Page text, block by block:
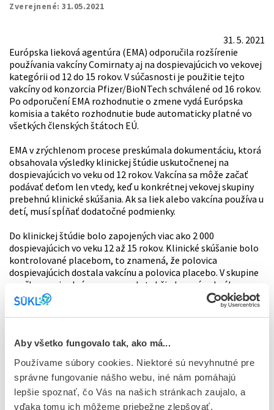
Aby všetko fungovalo tak, ako má...
Používame súbory cookies. Niektoré sú nevyhnutné pre
správne fungovanie nášho webu, iné nám pomáhajú
lepšie spoznať, čo Vás na našich stránkach zaujalo, a
vďaka tomu ich môžeme priebežne zlepšovať.
Zverejnené: 31.05.2021
31. 5. 2021
Európska lieková agentúra (EMA) odporučila rozšírenie
používania vakcíny Comirnaty aj na dospievajúcich vo vekovej
kategórii od 12 do 15 rokov. V súčasnosti je použitie tejto
vakcíny od konzorcia Pfizer/BioNTech schválené od 16 rokov.
Po odporučení EMA rozhodnutie o zmene vydá Európska
komisia a takéto rozhodnutie bude automaticky platné vo
všetkých členských štátoch EÚ.
EMA v zrýchlenom procese preskúmala dokumentáciu, ktorá
obsahovala výsledky klinickej štúdie uskutočnenej na
dospievajúcich vo veku od 12 rokov. Vakcína sa môže začať
podávať deťom len vtedy, keď u konkrétnej vekovej skupiny
prebehnú klinické skúšania. Ak sa liek alebo vakcína používa u
detí, musí spĺňať dodatočné podmienky.
Do klinickej štúdie bolo zapojených viac ako 2 000
dospievajúcich vo veku 12 až 15 rokov. Klinické skúšanie bolo
kontrolované placebom, to znamená, že polovica
dospievajúcich dostala vakcínu a polovica placebo. V skupine
zaočkovanej vakcínou sa nevyskytol žiaden prípad nákazy, v
skupine s placebom sa vyskytlo 16 prípadov. Toto klinické
skúšanie ukazuje až stopercentnú účinnosť vakcíny, avšak
skutočná účinnosť sa odhaduje na 75-100 %. Zaočkovanej
podobná ako v skupine očkovaných vo veku 16-25 rokov.
V klinickom skúšaní boli pozorované bežné krátkodobé
nežiaduce účinky ako bolesť v mieste vpichu, únava, bolesť
hlavy, svalov a kĺbov, triaška a horúčka. Zriedkavé nežiaduce
účinky nie je možné v takomto klinickom skúšaní detegovať,